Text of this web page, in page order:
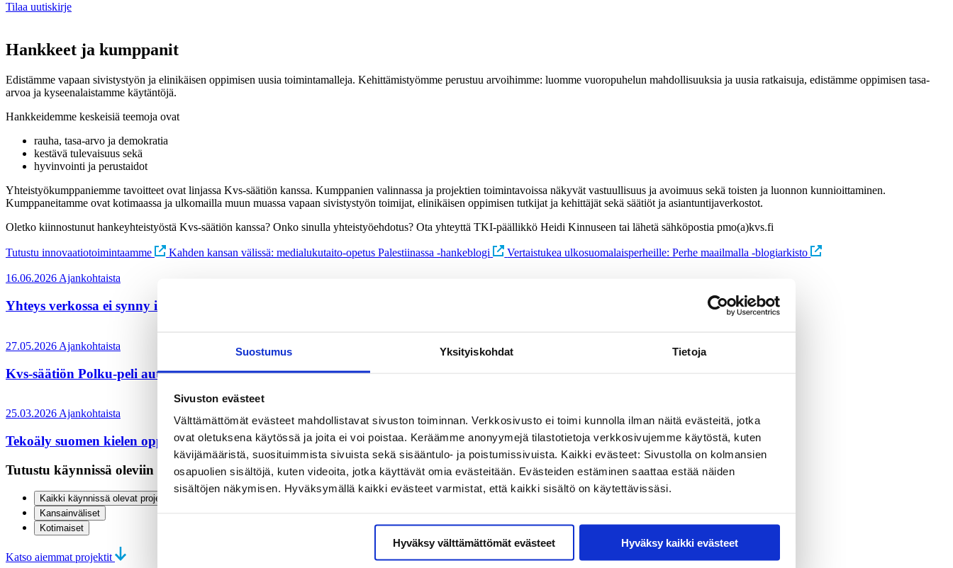
Suostumus Yksityiskohdat Tietoja
Sivuston evästeet
Välttämättömät evästeet mahdollistavat sivuston toiminnan. Verkkosivusto ei toimi kunnolla ilman näitä evästeitä, jotka
ovat oletuksena käytössä ja joita ei voi poistaa. Keräämme anonyymejä tilastotietoja verkkosivujemme käytöstä, kuten
kävijämääristä, suosituimmista sivuista sekä sisääntulo- ja poistumissivuista. Kaikki evästeet: Sivustolla on kolmansien
osapuolien sisältöjä, kuten videoita, jotka käyttävät omia evästeitään. Evästeiden estäminen saattaa estää näiden
sisältöjen näkymisen. Hyväksymällä kaikki evästeet varmistat, että kaikki sisältö on käytettävissäsi.
Hyväksy välttämättömät evästeet Hyväksy kaikki evästeet
Tilaa uutiskirje
Hankkeet ja kumppanit
Edistämme vapaan sivistystyön ja elinikäisen oppimisen uusia toimintamalleja. Kehittämistyömme perustuu arvoihimme: luomme vuoropuhelun mahdollisuuksia ja uusia ratkaisuja, edistämme oppimisen tasa-
arvoa ja kyseenalaistamme käytäntöjä.
Hankkeidemme keskeisiä teemoja ovat
rauha, tasa-arvo ja demokratia
kestävä tulevaisuus sekä
hyvinvointi ja perustaidot
Yhteistyökumppaniemme tavoitteet ovat linjassa Kvs-säätiön kanssa. Kumppanien valinnassa ja projektien toimintavoissa näkyvät vastuullisuus ja avoimuus sekä toisten ja luonnon kunnioittaminen.
Kumppaneitamme ovat kotimaassa ja ulkomailla muun muassa vapaan sivistystyön toimijat, elinikäisen oppimisen tutkijat ja kehittäjät sekä säätiöt ja asiantuntijaverkostot.
Oletko kiinnostunut hankeyhteistyöstä Kvs-säätiön kanssa? Onko sinulla yhteistyöehdotus? Ota yhteyttä TKI-päällikkö Heidi Kinnuseen tai lähetä sähköpostia pmo(a)kvs.fi
Tutustu innovaatiotoimintaamme Kahden kansan välissä: medialukutaito-opetus Palestiinassa -hankeblogi Vertaistukea ulkosuomalaisperheille: Perhe maailmalla -blogiarkisto
16.06.2026Ajankohtaista
Yhteys verkossa ei synny itsestään – näin rakennat luottamusta verkko-opetuksessa
27.05.2026 Ajankohtaista
Kvs-säätiön Polku-peli auttaa käsittelemään työnhaun ja koulutuksen haasteita
25.03.2026 Ajankohtaista
Tekoäly suomen kielen oppimisen apuna – sudenkuoppa vai tehokas tuki?
Tutustu käynnissä oleviin projekteihimme
Kaikki käynnissä olevat projektit
Kansainväliset
Kotimaiset
Katso aiemmat projektit